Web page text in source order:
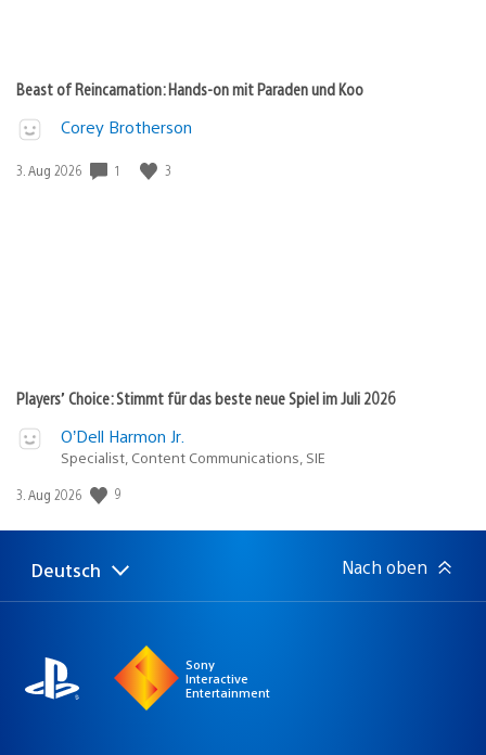
Beast of Reincarnation: Hands-on mit Paraden und Koo
Corey Brotherson
Veröffentlichungsdatum:
3. Aug 2026 1 3
Players’ Choice: Stimmt für das beste neue Spiel im Juli 2026
O’Dell Harmon Jr.
Specialist, Content Communications, SIE
Veröffentlichungsdatum:
3. Aug 2026 9
Select
a
Aktuelle
Region:
Deutsch Nach oben
Sony
Interactive
Entertainment